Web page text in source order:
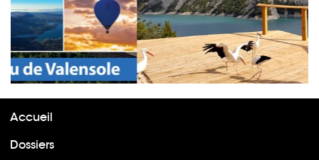
Accueil
Dossiers